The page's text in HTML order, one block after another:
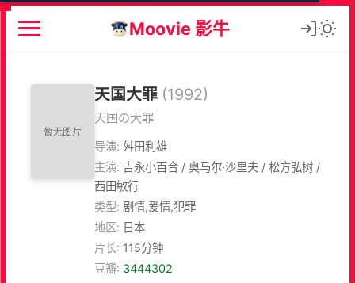
Moovie 影牛
天国大罪 (1992)
天国の大罪
导演: 舛田利雄
主演: 吉永小百合 / 奥马尔·沙里夫 / 松方弘树 /
西田敏行
类型: 剧情,爱情,犯罪
地区: 日本
片长: 115分钟
豆瓣: 3444302